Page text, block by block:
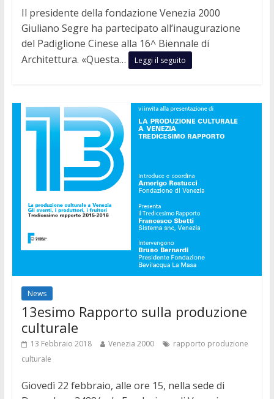
Il presidente della fondazione Venezia 2000
Giuliano Segre ha partecipato all’inaugurazione
del Padiglione Cinese alla 16^ Biennale di
Architettura. «Questa…
Leggi il seguito
News
13esimo Rapporto sulla produzione
culturale
13 Febbraio 2018 Venezia 2000
rapporto produzione
culturale
Giovedì 22 febbraio, alle ore 15, nella sede di